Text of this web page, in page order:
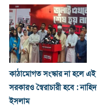
কাঠামোগত সংস্কার না হলে এই
সরকারও স্বৈরাচারী হবে : নাহিদ
ইসলাম